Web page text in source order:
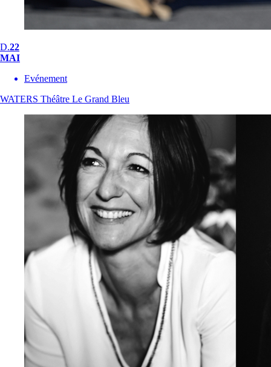
D.22
MAI
Evénement
WATERS Théâtre Le Grand Bleu